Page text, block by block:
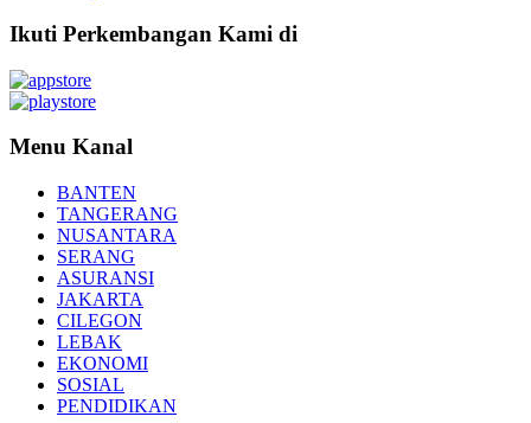
Ikuti Perkembangan Kami di
Menu Kanal
BANTEN
TANGERANG
NUSANTARA
SERANG
ASURANSI
JAKARTA
CILEGON
LEBAK
EKONOMI
SOSIAL
PENDIDIKAN